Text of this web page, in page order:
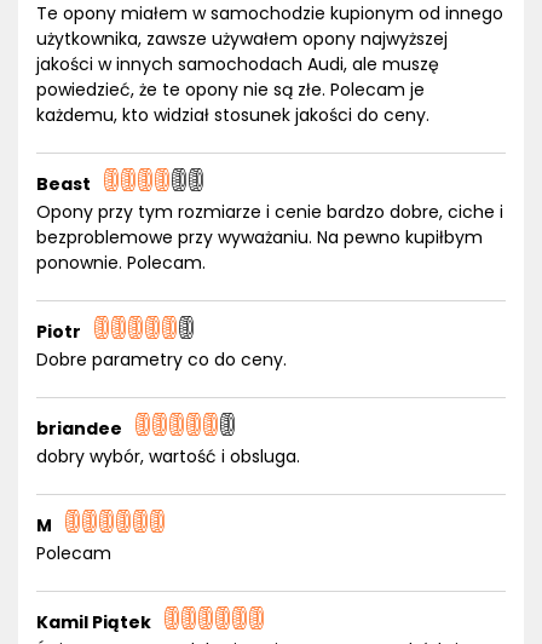
Te opony miałem w samochodzie kupionym od innego
użytkownika, zawsze używałem opony najwyższej
jakości w innych samochodach Audi, ale muszę
powiedzieć, że te opony nie są złe. Polecam je
każdemu, kto widział stosunek jakości do ceny.
Beast
Opony przy tym rozmiarze i cenie bardzo dobre, ciche i
bezproblemowe przy wyważaniu. Na pewno kupiłbym
ponownie. Polecam.
Piotr
Dobre parametry co do ceny.
briandee
dobry wybór, wartość i obsluga.
M
Polecam
Kamil Piątek